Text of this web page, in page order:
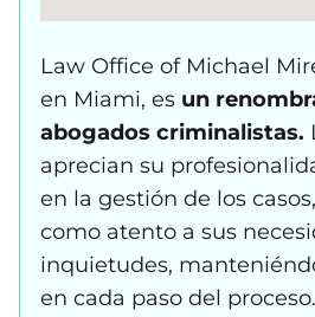
Law Office of Michael
en Miami, es un
abogados criminalistas.
aprecian su
en la gestión de los
como atento a sus
inquietudes,
en cada paso del